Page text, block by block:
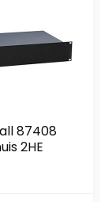
87408
2HE